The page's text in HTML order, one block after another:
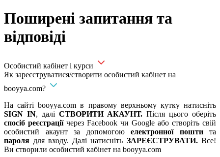
Поширені запитання та
відповіді
Особистий кабінет і курси
Як зареєструватися/створити особистий кабінет на
booyya.com?
На сайті booyya.com в правому верхньому кутку натисніть
SIGN IN, далі СТВОРИТИ АКАУНТ.Після цього оберіть
спосіб реєстраціїчерез Facebook чи Google або створіть свій
особистий акаунт за допомогоюелектронної поштита
пароля для входу. Далі натисніть ЗАРЕЄСТРУВАТИ. Все!
Ви створили особистий кабінет на booyya.com